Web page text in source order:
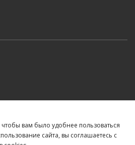
вам было удобнее пользоваться
сайта, вы соглашаетесь c